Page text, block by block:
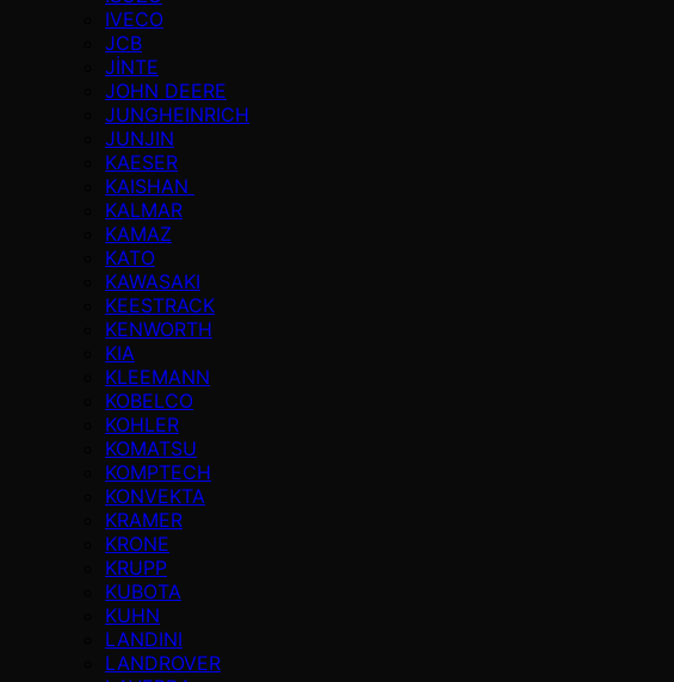
IVECO
JCB
JİNTE
JOHN DEERE
JUNGHEINRICH
JUNJIN
KAESER
KAISHAN
KALMAR
KAMAZ
KATO
KAWASAKI
KEESTRACK
KENWORTH
KIA
KLEEMANN
KOBELCO
KOHLER
KOMATSU
KOMPTECH
KONVEKTA
KRAMER
KRONE
KRUPP
KUBOTA
KUHN
LANDINI
LANDROVER